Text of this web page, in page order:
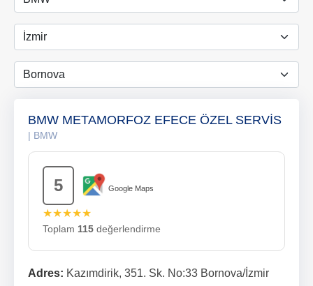
BMW METAMORFOZ EFECE ÖZEL SERVİS
| BMW
5 Google Maps
★★★★★
Toplam 115 değerlendirme
Adres: Kazımdirik, 351. Sk. No:33 Bornova/İzmir